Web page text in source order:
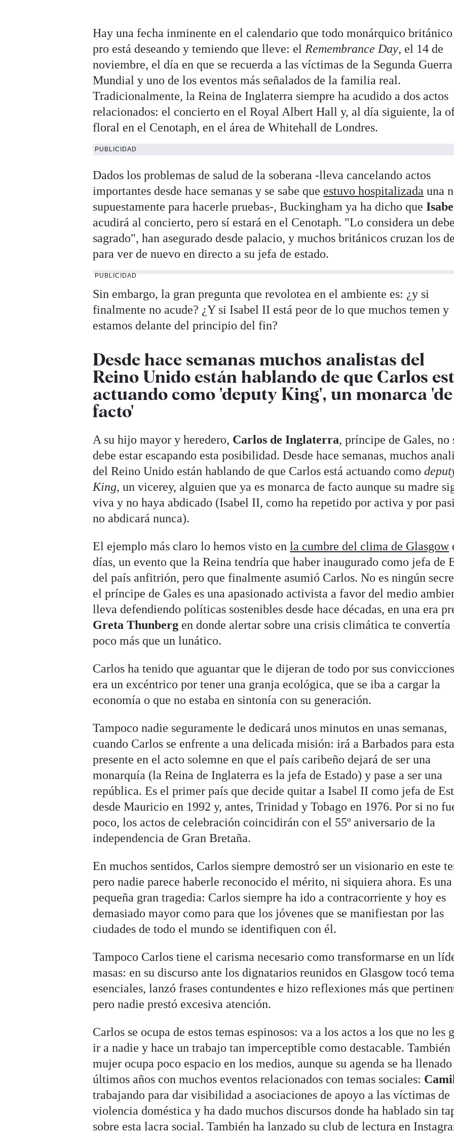
Hay una fecha inminente en el calendario que todo monárquico británico
pro está deseando y temiendo que lleve: el Remembrance Day, el 14 de
noviembre, el día en que se recuerda a las víctimas de la Segunda Guerra
Mundial y uno de los eventos más señalados de la familia real.
Tradicionalmente, la Reina de Inglaterra siempre ha acudido a dos actos
relacionados: el concierto en el Royal Albert Hall y, al día siguiente, la
floral en el Cenotaph, en el área de Whitehall de Londres.
PUBLICIDAD
Dados los problemas de salud de la soberana -lleva cancelando actos
importantes desde hace semanas y se sabe que estuvo hospitalizada una
supuestamente para hacerle pruebas-, Buckingham ya ha dicho que
acudirá al concierto, pero sí estará en el Cenotaph. "Lo considera un
sagrado", han asegurado desde palacio, y muchos británicos cruzan los
para ver de nuevo en directo a su jefa de estado.
PUBLICIDAD
Sin embargo, la gran pregunta que revolotea en el ambiente es: ¿y si
finalmente no acude? ¿Y si Isabel II está peor de lo que muchos temen y
estamos delante del principio del fin?
Desde hace semanas muchos analistas del
Reino Unido están hablando de que Carlos
actuando como 'deputy King', un monarca 'de
facto'
A su hijo mayor y heredero, Carlos de Inglaterra, príncipe de Gales, no
debe estar escapando esta posibilidad. Desde hace semanas, muchos
del Reino Unido están hablando de que Carlos está actuando como
King, un vicerey, alguien que ya es monarca de facto aunque su madre
viva y no haya abdicado (Isabel II, como ha repetido por activa y por
no abdicará nunca).
El ejemplo más claro lo hemos visto enla cumbre del clima de Glasgow
días, un evento que la Reina tendría que haber inaugurado como jefa de
del país anfitrión, pero que finalmente asumió Carlos. No es ningún
el príncipe de Gales es una apasionado activista a favor del medio
lleva defendiendo políticas sostenibles desde hace décadas, en una era
Greta Thunberg en donde alertar sobre una crisis climática te convertía
poco más que un lunático.
Carlos ha tenido que aguantar que le dijeran de todo por sus
era un excéntrico por tener una granja ecológica, que se iba a cargar la
economía o que no estaba en sintonía con su generación.
Tampoco nadie seguramente le dedicará unos minutos en unas semanas,
cuando Carlos se enfrente a una delicada misión: irá a Barbados para
presente en el acto solemne en que el país caribeño dejará de ser una
monarquía (la Reina de Inglaterra es la jefa de Estado) y pase a ser una
república. Es el primer país que decide quitar a Isabel II como jefa de
desde Mauricio en 1992 y, antes, Trinidad y Tobago en 1976. Por si no
poco, los actos de celebración coincidirán con el 55º aniversario de la
independencia de Gran Bretaña.
En muchos sentidos, Carlos siempre demostró ser un visionario en este
pero nadie parece haberle reconocido el mérito, ni siquiera ahora. Es una
pequeña gran tragedia: Carlos siempre ha ido a contracorriente y hoy es
demasiado mayor como para que los jóvenes que se manifiestan por las
ciudades de todo el mundo se identifiquen con él.
Tampoco Carlos tiene el carisma necesario como transformarse en un
masas: en su discurso ante los dignatarios reunidos en Glasgow tocó
esenciales, lanzó frases contundentes e hizo reflexiones más que
pero nadie prestó excesiva atención.
Carlos se ocupa de estos temas espinosos: va a los actos a los que no les
ir a nadie y hace un trabajo tan imperceptible como destacable. También
mujer ocupa poco espacio en los medios, aunque su agenda se ha
últimos años con muchos eventos relacionados con temas sociales:
trabajando para dar visibilidad a asociaciones de apoyo a las víctimas de
violencia doméstica y ha dado muchos discursos donde ha hablado sin
sobre esta lacra social. También ha lanzado su club de lectura en